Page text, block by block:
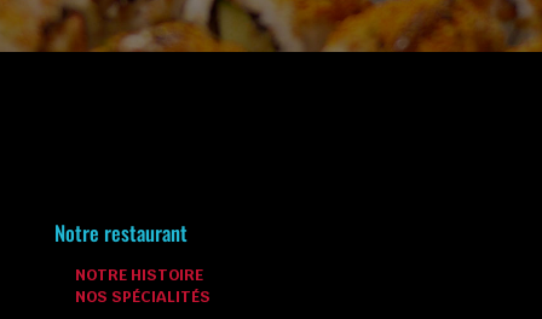
Notre restaurant
NOTRE HISTOIRE
NOS SPÉCIALITÉS